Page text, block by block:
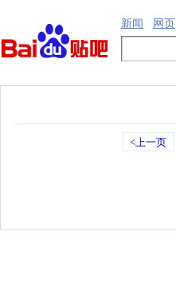
新闻 网页
<上一页